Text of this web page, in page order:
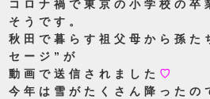
コロナ禍で東京の小学校の卒
そうです。
秋田で暮らす祖父母から孫た
セージ”が
動画で送信されました ♡
今年は雪がたくさん降ったの